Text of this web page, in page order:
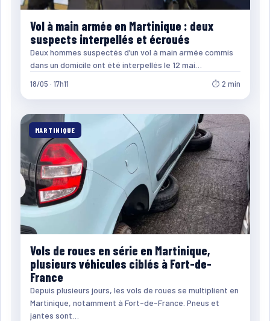
Vol à main armée en Martinique : deux
suspects interpellés et écroués
Deux hommes suspectés d’un vol à main armée commis
dans un domicile ont été interpellés le 12 mai…
18/05 · 17h11 ⏱ 2 min
MARTINIQUE
Vols de roues en série en Martinique,
plusieurs véhicules ciblés à Fort-de-
France
Depuis plusieurs jours, les vols de roues se multiplient en
Martinique, notamment à Fort-de-France. Pneus et
jantes sont…